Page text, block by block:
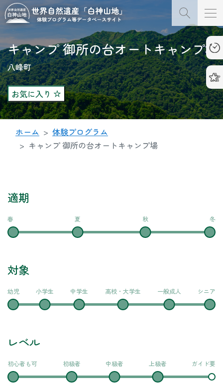
キャンプ 御所の台オートキャンプ場
八峰町
お気に入り
ホーム
体験プログラム
キャンプ 御所の台オートキャンプ場
適期
春 夏 秋 冬
対象
幼児 小学生 中学生 高校・大学生 一般成人 シニア
レベル
初心者も可 初級者 中級者 上級者 ガイド要